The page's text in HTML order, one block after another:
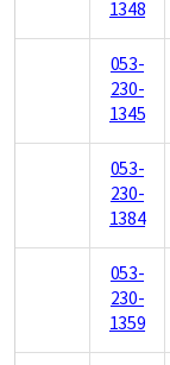
1348
053-
230-
1345
053-
230-
1384
053-
230-
1359